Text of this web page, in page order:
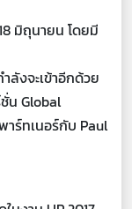
มิถุนายน โดยมี
ลังจะเข้าอีกด้วย
น Global
าร์ทเนอร์กับ Paul